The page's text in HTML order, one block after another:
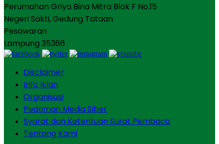
Perumahan Griya Bina Mitra Blok F No.15
Negeri Sakti, Gedung Tataan
Pesawaran
Lampung 35366
Disclaimer
Info Iklan
Organisasi
Pedoman Media Siber
Syarat dan Ketentuan Surat Pembaca
Tentang Kami